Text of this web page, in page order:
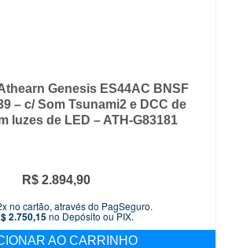
Genesis ES44AC BNSF
– c/ Som Tsunami2 e DCC de
luzes de LED – ATH-G83181
R$2.894,90
no cartão, através do PagSeguro.
2.750,15no Depósito ou PIX.
AO CARRINHO